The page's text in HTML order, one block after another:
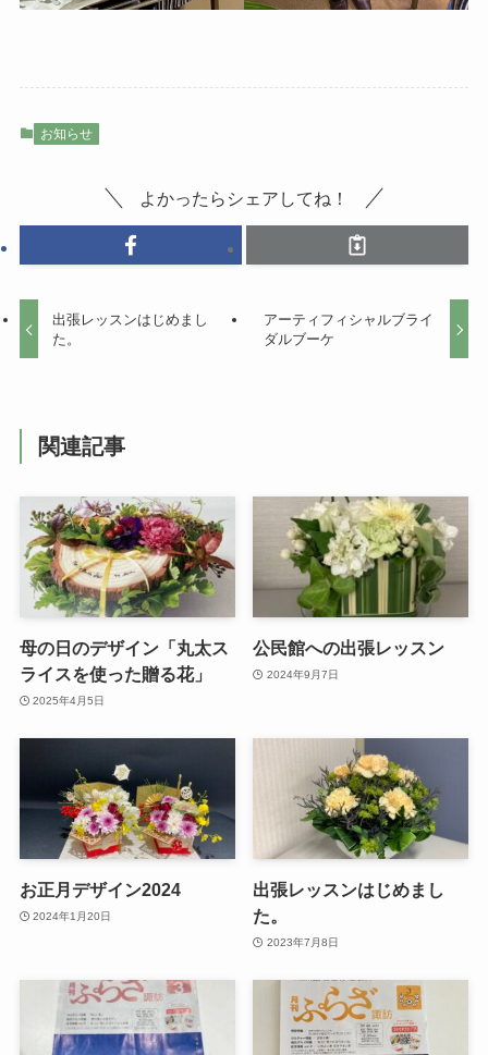
お知らせ
よかったらシェアしてね！
出張レッスンはじめまし
た。
アーティフィシャルブライ
ダルブーケ
関連記事
母の日のデザイン「丸太ス
ライスを使った贈る花」
2025年4月5日
公民館への出張レッスン
2024年9月7日
お正月デザイン2024
2024年1月20日
出張レッスンはじめまし
た。
2023年7月8日